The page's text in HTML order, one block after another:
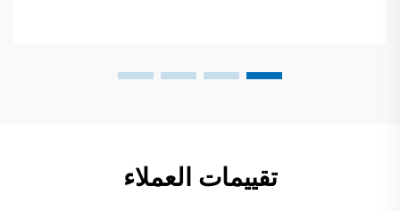
تقييمات العملاء